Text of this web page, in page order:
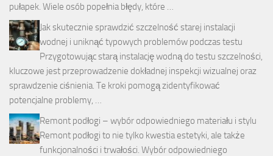
pułapek. Wiele osób popełnia błędy, które …
Jak skutecznie sprawdzić szczelność starej instalacji
wodnej i uniknąć typowych problemów podczas testu
Przygotowując starą instalację wodną do testu szczelności,
kluczowe jest przeprowadzenie dokładnej inspekcji wizualnej oraz
sprawdzenie ciśnienia. Te kroki pomogą zidentyfikować
potencjalne problemy, …
Remont podłogi – wybór odpowiedniego materiału i stylu
Remont podłogi to nie tylko kwestia estetyki, ale także
funkcjonalności i trwałości. Wybór odpowiedniego